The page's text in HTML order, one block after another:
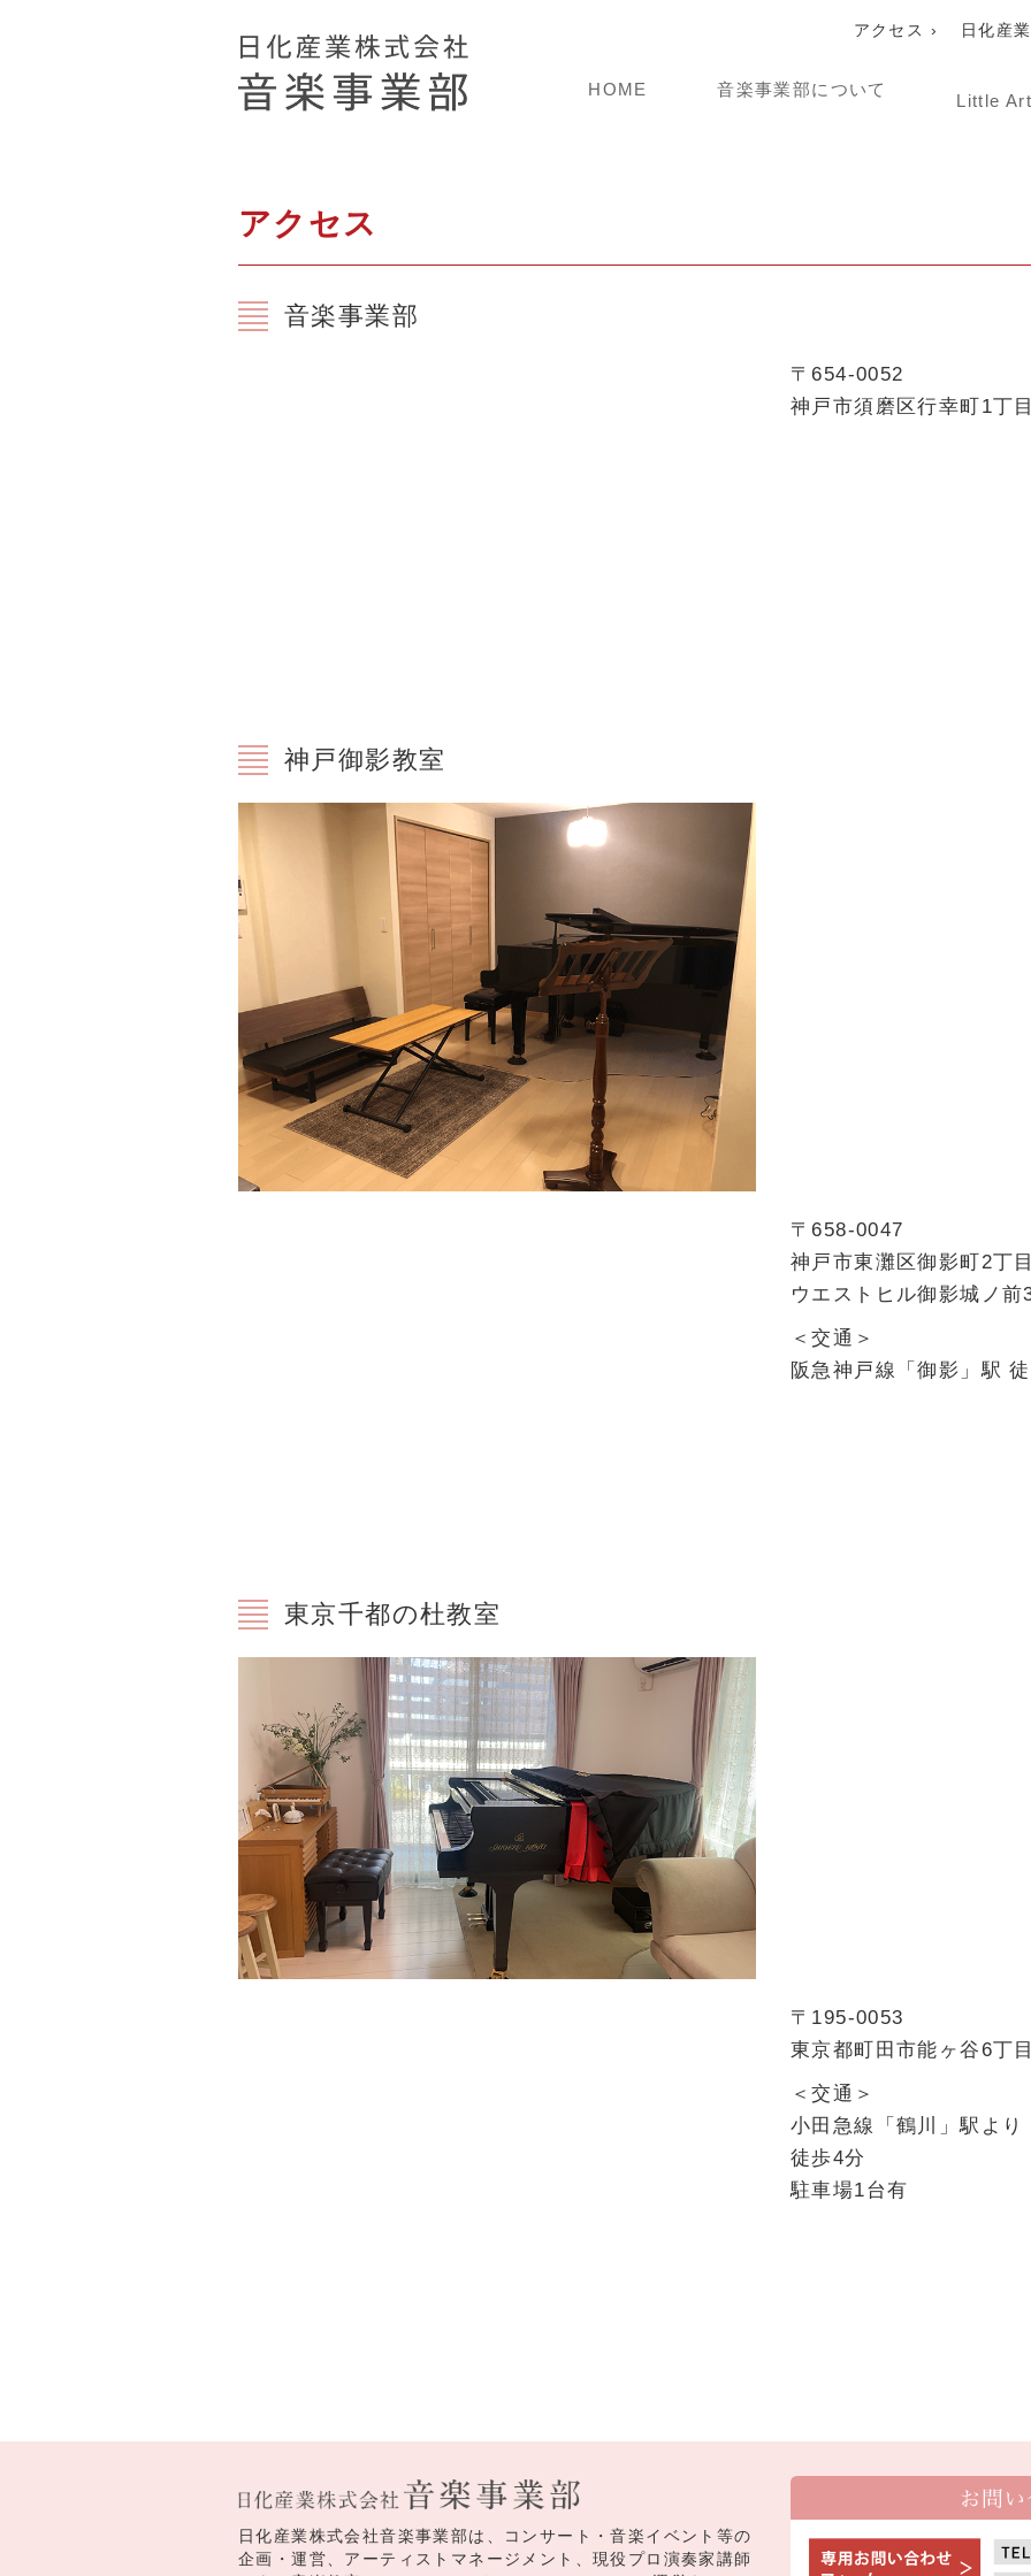
アクセス › 日化産
HOME 音楽事業部について
Little
アクセス
音楽事業部
〒654-0052
神戸市須磨区行幸町1丁
神戸御影教室
〒658-0047
神戸市東灘区御影町2丁
ウエストヒル御影城ノ前
＜交通＞
阪急神戸線「御影」駅
東京千都の杜教室
〒195-0053
東京都町田市能ヶ谷6丁
＜交通＞
小田急線「鶴川」駅よ
徒歩4分
駐車場1台有
日化産業株式会社音楽事業部は、コンサート・音楽イベント等の
企画・運営、アーティストマネージメント、現役プロ演奏家講師